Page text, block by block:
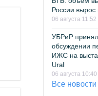
России вырос
06 августа 11:52
УБРиР принял
обсуждении
ИЖС на
Ural
06 августа 10:40
Все новости